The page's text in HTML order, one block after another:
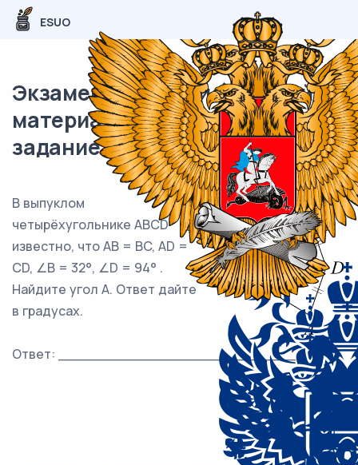
ESUO
Экзаменационный (типовой)
материал ЕГЭ / База / 12
задание (24) / 123
В выпуклом
четырёхугольнике ABCD
известно, что AB = BC, AD =
CD, ∠B = 32°, ∠D = 94° .
Найдите угол A. Ответ дайте
в градусах.
Ответ: ___________________________.